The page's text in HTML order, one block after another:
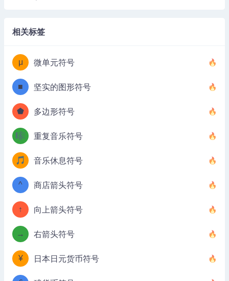
相关标签
μ 微单元符号
■ 坚实的图形符号
⬟ 多边形符号
🎼 重复音乐符号
🎵 音乐休息符号
^ 商店箭头符号
↑ 向上箭头符号
→ 右箭头符号
¥ 日本日元货币符号